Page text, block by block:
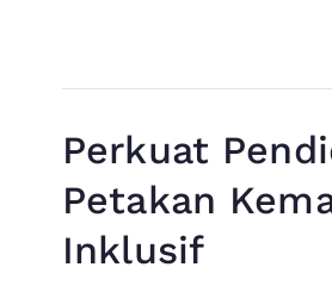
Perkuat
Petakan
Inklusif